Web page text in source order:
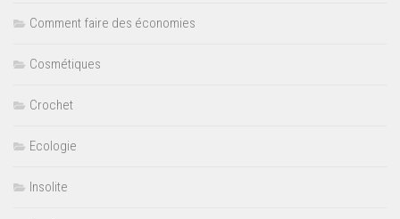
Comment faire des économies
Cosmétiques
Crochet
Ecologie
Insolite